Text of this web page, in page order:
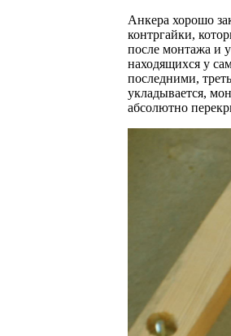
Анкера хорошо
контргайки,
после монтажа и
находящихся у
последними,
укладывается,
абсолютно